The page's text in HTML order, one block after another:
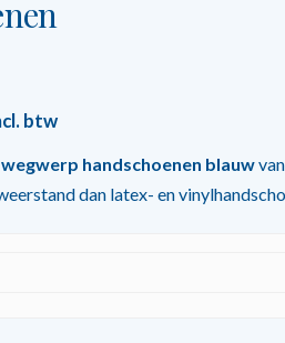
btw
handschoenen blauw
dan latex- en